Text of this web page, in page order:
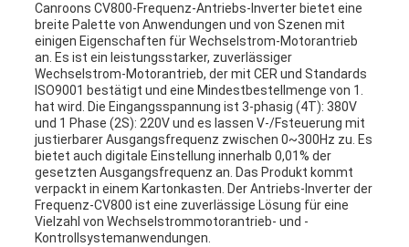
Canroons CV800-Frequenz-Antriebs-Inverter bietet eine
breite Palette von Anwendungen und von Szenen mit
einigen Eigenschaften für Wechselstrom-Motorantrieb
an. Es ist ein leistungsstarker, zuverlässiger
Wechselstrom-Motorantrieb, der mit CER und Standards
ISO9001 bestätigt und eine Mindestbestellmenge von 1.
hat wird. Die Eingangsspannung ist 3-phasig (4T): 380V
und 1 Phase (2S): 220V und es lassen V-/Fsteuerung mit
justierbarer Ausgangsfrequenz zwischen 0~300Hz zu. Es
bietet auch digitale Einstellung innerhalb 0,01% der
gesetzten Ausgangsfrequenz an. Das Produkt kommt
verpackt in einem Kartonkasten. Der Antriebs-Inverter der
Frequenz-CV800 ist eine zuverlässige Lösung für eine
Vielzahl von Wechselstrommotorantrieb- und -
Kontrollsystemanwendungen.